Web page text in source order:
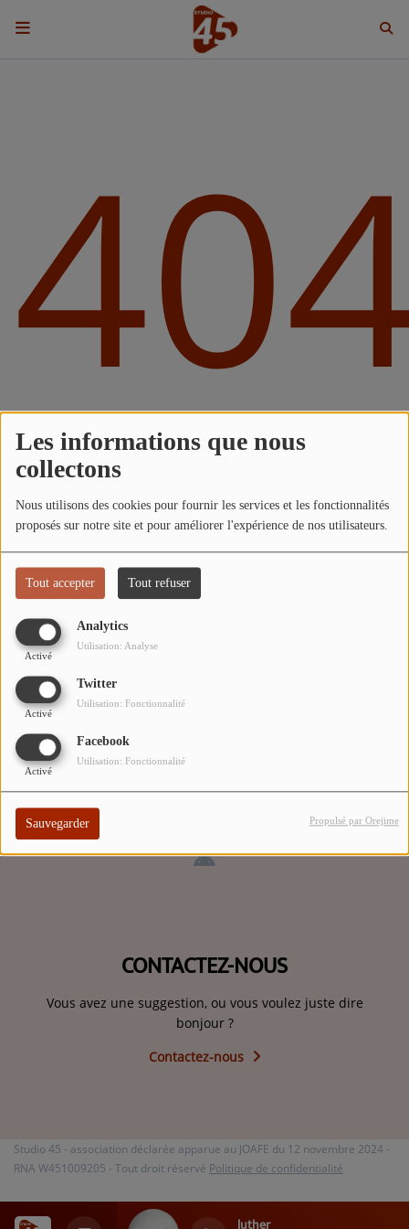
Les informations que nous
collectons
Nous utilisons des cookies pour fournir les services et les fonctionnalités
proposés sur notre site et pour améliorer l'expérience de nos utilisateurs.
Tout accepter Tout refuser
Analytics
Activé
Utilisation: Analyse
Twitter
Activé
Utilisation: Fonctionnalité
Facebook
Activé
Utilisation: Fonctionnalité
Sauvegarder Propulsé par Orejime
GIEN, SA FABULEUSE HISTOIRE
GRAFFITI CINÉMA
LES ASSOCIÉS DU JOUR
LA CHRONIQUE ENVIRONNEMENTALE
L'ÉNERGIE DES 9 ÉTOILES
MIXTAPE ADDICT RADIO SHOW
SONS 2 DARONS
La Radio
EQUIPE
PODCASTS
INTERVIEW
Musique
TITRES DIFFUSÉS
ARTISTES
ADHÉREZ À STUDIO 45 !
DÉDICACES
Oups, vous avez
rencontré une erreur.
Il semble que la page que vous recherchez n’existe plus.
CONTACTEZ-NOUS
Vous avez une suggestion, ou vous voulez juste dire
bonjour ?
Contactez-nous
Studio 45 - association déclarée apparue au JOAFE du 12 novembre 2024 -
RNA W451009205 - Tout droit réservé Politique de confidentialité